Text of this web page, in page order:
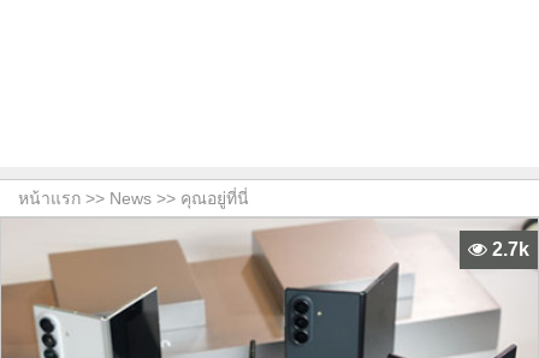
หน้าแรก >> News >> คุณอยู่ที่นี่
2.7k